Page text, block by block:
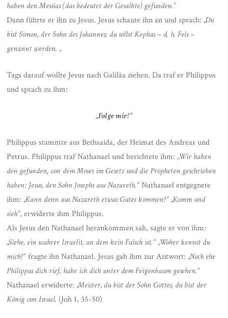
haben den Messias (das bedeutet der Gesalbte) gefunden.“
Dann führte er ihn zu Jesus. Jesus schaute ihn an und sprach:„Du
bist Simon, der Sohn des Johannes; du sollst Kephas – d. h. Fels –
genannt werden. „
Tags darauf wollte Jesus nach Galiläa ziehen. Da traf er Philippus
und sprach zu ihm:
„Folge mir!“
Philippus stammte aus Bethsaida, der Heimat des Andreas und
Petrus. Philippus traf Nathanael und berichtete ihm:„Wir haben
den gefunden, von dem Moses im Gesetz und die Propheten geschrieben
haben: Jesus, den Sohn Josephs aus Nazareth.“Nathanael entgegnete
ihm:„Kann denn aus Nazareth etwas Gutes kommen?“ „Komm und
sieh“,erwiderte ihm Philippus.
Als Jesus den Nathanael herankommen sah, sagte er von ihm:
„Siehe, ein wahrer Israelit, an dem kein Falsch ist.“ „Woher kennst du
mich?“fragte ihn Nathanael. Jesus gab ihm zur Antwort:„Noch ehe
Philippus dich rief, habe ich dich unter dem Feigenbaum gesehen.“
Nathanael erwiderte:„Meister, du bist der Sohn Gottes, du bist der
König von Israel. (Joh 1, 35-50)